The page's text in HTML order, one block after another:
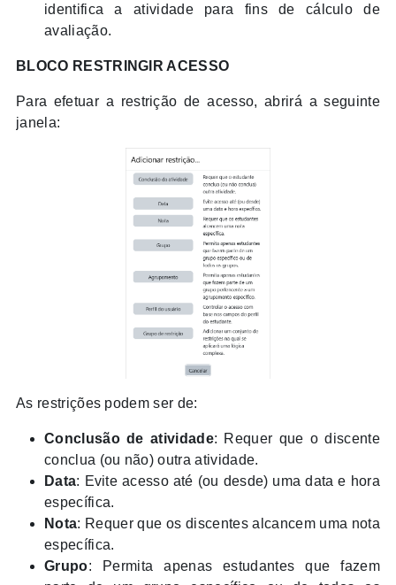
identifica a atividade para fins de cálculo de
avaliação.
BLOCO RESTRINGIR ACESSO
Para efetuar a restrição de acesso, abrirá a seguinte
janela:
As restrições podem ser de:
Conclusão de atividade: Requer que o discente
conclua (ou não) outra atividade.
Data: Evite acesso até (ou desde) uma data e hora
específica.
Nota: Requer que os discentes alcancem uma nota
específica.
Grupo: Permita apenas estudantes que fazem